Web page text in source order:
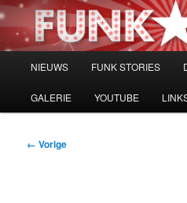
Spring
naar
NIEUWS FUNK STORIES
GALERIE YOUTUBE
Afbeeldingsnavigatie
← Vorige